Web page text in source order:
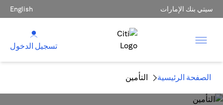
سيتي بنك الإمارات English
تسجيل الدخول
الصفحة الرئيسية التأمين